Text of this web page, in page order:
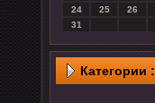
24
25 26
31
Категории :